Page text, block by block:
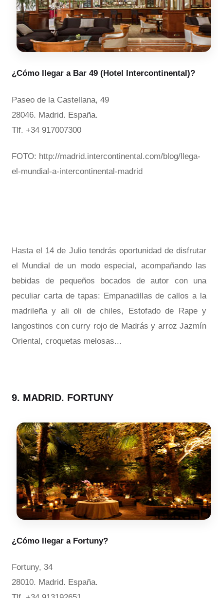
¿Cómo llegar a Bar 49 (Hotel Intercontinental)?
Paseo de la Castellana, 49
28046. Madrid. España.
Tlf. +34 917007300
FOTO: http://madrid.intercontinental.com/blog/llega-
el-mundial-a-intercontinental-madrid
Hasta el 14 de Julio tendrás oportunidad de disfrutar
el Mundial de un modo especial, acompañando las
bebidas de pequeños bocados de autor con una
peculiar carta de tapas: Empanadillas de callos a la
madrileña y ali oli de chiles, Estofado de Rape y
langostinos con curry rojo de Madrás y arroz Jazmín
Oriental, croquetas melosas...
9. MADRID. FORTUNY
¿Cómo llegar a Fortuny?
Fortuny, 34
28010. Madrid. España.